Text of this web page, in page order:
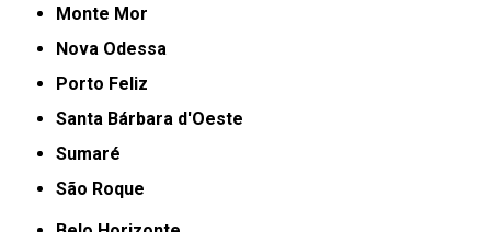
Monte Mor
Nova Odessa
Porto Feliz
Santa Bárbara d'Oeste
Sumaré
São Roque